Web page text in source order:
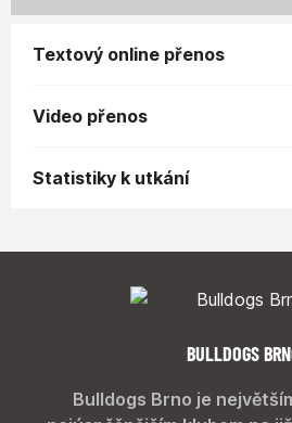
Textový online přenos
Video přenos
Statistiky k utkání
BULLDOGS
Bulldogs Brno je